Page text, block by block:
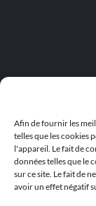
Afin de fournir les
telles que les cookies
l'appareil. Le fait de
données telles que le
sur ce site. Le fait de
avoir un effet négatif